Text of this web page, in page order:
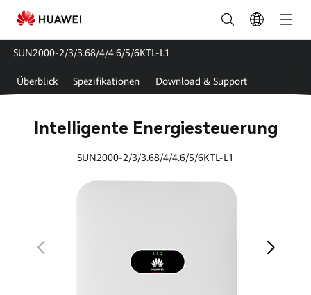
Intelligente
Energiesteuerung
Spezifikationen
Huawei
SUN2000-2/3/3.68/4/4.6/5/6KTL-L1
Überblick Spezifikationen Download & Support
Intelligente Energiesteuerung
SUN2000-2/3/3.68/4/4.6/5/6KTL-L1